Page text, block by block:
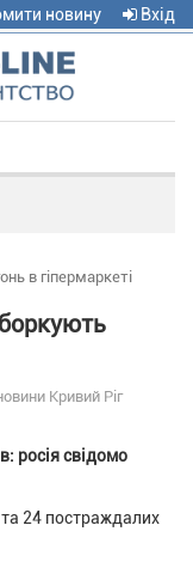
новину Вхід
в гіпермаркеті
Кривий Ріг
росія свідомо
24 постраждалих